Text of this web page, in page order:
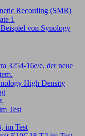
Recording (SMR)
1
von Synology
3254-16e/e, der neue
High Density
Test
im Test